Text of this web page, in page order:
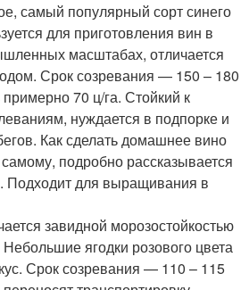
самый популярный сорт синего
для приготовления вин в
масштабах, отличается
Срок созревания — 150 – 180
70 ц/га. Стойкий к
нуждается в подпорке и
Как сделать домашнее вино
подробно рассказывается
Подходит для выращивания в
завидной морозостойкостью
ягодки розового цвета
Срок созревания — 110 – 115